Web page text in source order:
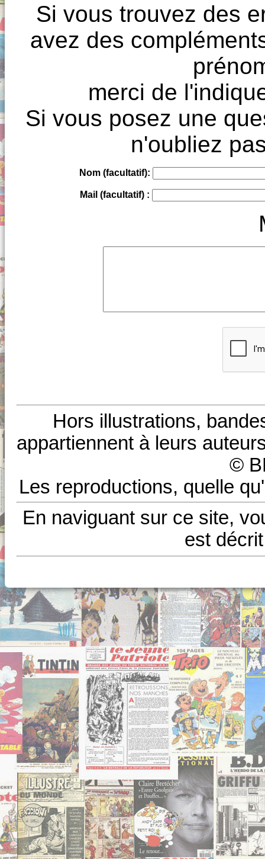
Si vous trouvez des
avez des
merci de
Si vous posez une
n'oubliez
Nom (facultatif):
Mail (facultatif) :
Hors illustrations,
appartiennent à leurs
©
Les reproductions, quelle
En naviguant sur ce site,
est